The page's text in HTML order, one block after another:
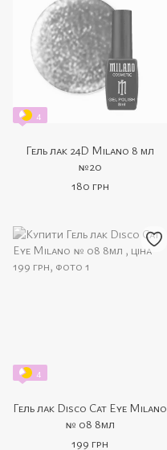
4
Гель лак 24D Milano 8 мл
№20
180 грн
4
Гель лак Disco Cat Eye Milano
№ 08 8мл
199 грн